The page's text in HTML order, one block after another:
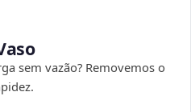
sem vazão? Removemos o